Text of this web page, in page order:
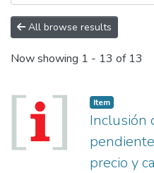
All browse results
Now showing 1 - 13 of 13
Item
Inclusión
precio y